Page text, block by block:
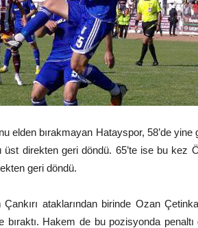
elden bırakmayan Hatayspor, 58’de
üst direkten geri döndü. 65’te ise bu kez
geri döndü.
ataklarından birinde Ozan
bıraktı. Hakem de bu pozisyonda